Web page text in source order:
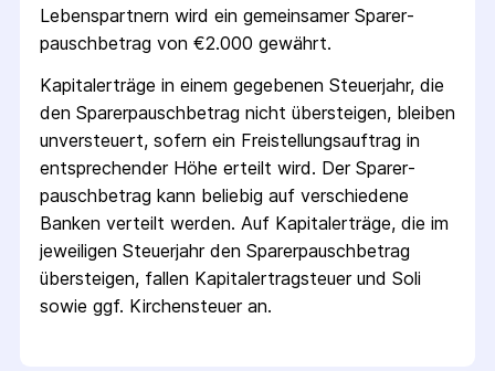
Lebenspartnern wird ein gemeinsamer Sparer­
pausch­betrag von €2.000 gewährt.
Kapitalerträge in einem gegebenen Steuerjahr, die
den Sparer­pausch­betrag nicht übersteigen, bleiben
unversteuert, sofern ein Freistellungs­auftrag in
entsprechender Höhe erteilt wird. Der Sparer­
pausch­betrag kann beliebig auf verschiedene
Banken verteilt werden. Auf Kapitalerträge, die im
jeweiligen Steuerjahr den Sparer­pausch­betrag
übersteigen, fallen Kapital­ertrag­steuer und Soli
sowie ggf. Kirchensteuer an.